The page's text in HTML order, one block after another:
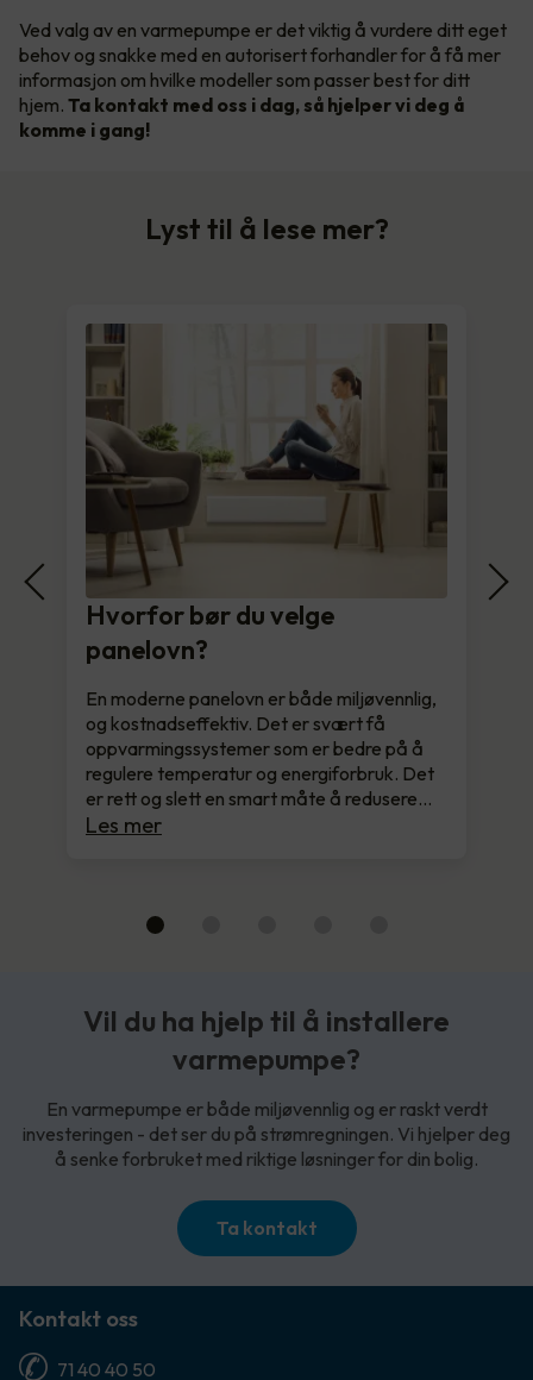
Ved valg av en varmepumpe er det viktig å vurdere ditt eget
behov og snakke med en autorisert forhandler for å få mer
informasjon om hvilke modeller som passer best for ditt
hjem. Ta kontakt med oss i dag, så hjelper vi deg å
komme i gang!
Lyst til å lese mer?
Hvorfor bør du velge
panelovn?
En moderne panelovn er både miljøvennlig,
og kostnadseffektiv. Det er svært få
oppvarmingssystemer som er bedre på å
regulere temperatur og energiforbruk. Det
er rett og slett en smart måte å redusere…
Les mer
Vil du ha hjelp til å installere
varmepumpe?
En varmepumpe er både miljøvennlig og er raskt verdt
investeringen - det ser du på strømregningen. Vi hjelper deg
å senke forbruket med riktige løsninger for din bolig.
Ta kontakt
Kontakt oss
71 40 40 50